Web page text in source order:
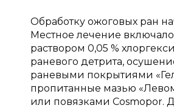
Обработку ожоговых ран
Местное лечение
раствором 0,05 %
раневого детрита,
раневыми покрытиями
пропитанные мазью
или повязками Cosmopor.